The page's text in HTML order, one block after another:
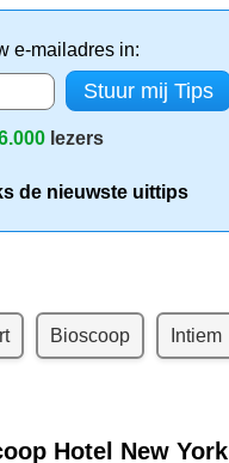
e-mailadres in:
lezers
de nieuwste uittips
Bioscoop Intiem
Hotel New York